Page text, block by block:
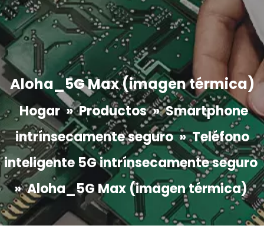
Aloha_5G Max (imagen térmica)
Hogar »Productos »Smartphone
intrínsecamente seguro »Teléfono
inteligente 5G intrínsecamente seguro
»Aloha_5G Max (imagen térmica)